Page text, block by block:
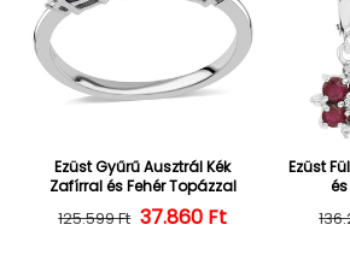
Ezüst Gyűrű Ausztrál Kék
Zafírral és Fehér Topázzal
Normál ár
125.599 Ft Kedvezményes ár
37.860 Ft
Ezüst